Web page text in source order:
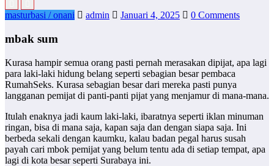
masturbasi / onani admin Januari 4, 2025 0 Comments
mbak sum
Kurasa hampir semua orang pasti pernah merasakan dipijat, apa lagi
para laki-laki hidung belang seperti sebagian besar pembaca
RumahSeks. Kurasa sebagian besar dari mereka pasti punya
langganan pemijat di panti-panti pijat yang menjamur di mana-mana.
Itulah enaknya jadi kaum laki-laki, ibaratnya seperti iklan minuman
ringan, bisa di mana saja, kapan saja dan dengan siapa saja. Ini
berbeda sekali dengan kaumku, kalau badan pegal harus susah
payah cari mbok pemijat yang belum tentu ada di setiap tempat, apa
lagi di kota besar seperti Surabaya ini.